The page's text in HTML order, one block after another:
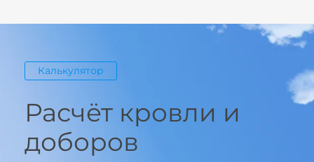
Калькулятор
Расчёт кровли и
доборов